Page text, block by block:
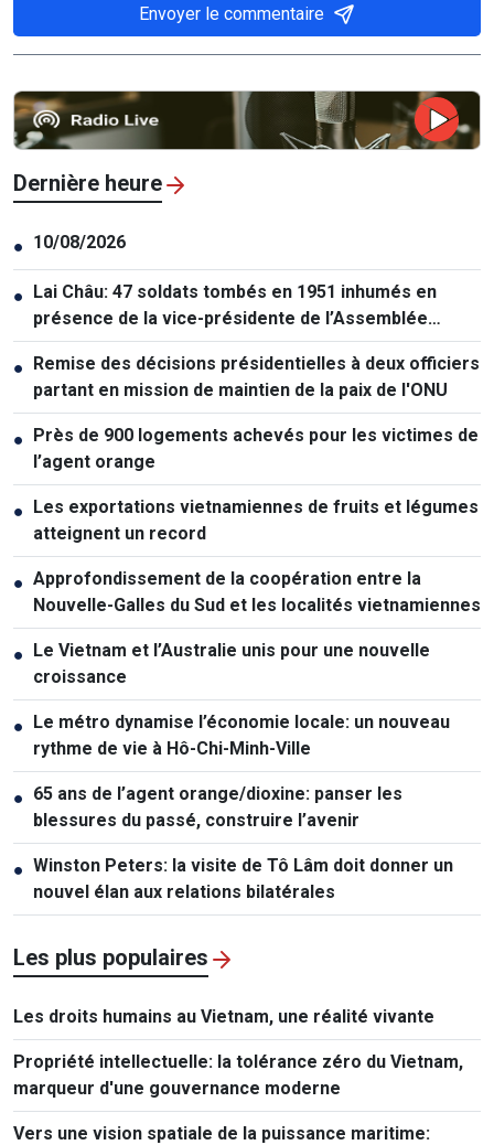
Envoyer le commentaire
Dernière heure
● 10/08/2026
● Lai Châu: 47 soldats tombés en 1951 inhumés en
présence de la vice-présidente de l’Assemblée
nationale
● Remise des décisions présidentielles à deux officiers
partant en mission de maintien de la paix de l'ONU
● Près de 900 logements achevés pour les victimes de
l’agent orange
● Les exportations vietnamiennes de fruits et légumes
atteignent un record
● Approfondissement de la coopération entre la
Nouvelle-Galles du Sud et les localités vietnamiennes
● Le Vietnam et l’Australie unis pour une nouvelle
croissance
● Le métro dynamise l’économie locale: un nouveau
rythme de vie à Hô-Chi-Minh-Ville
● 65 ans de l’agent orange/dioxine: panser les
blessures du passé, construire l’avenir
● Winston Peters: la visite de Tô Lâm doit donner un
nouvel élan aux relations bilatérales
Les plus populaires
Les droits humains au Vietnam, une réalité vivante
Propriété intellectuelle: la tolérance zéro du Vietnam,
marqueur d'une gouvernance moderne
Vers une vision spatiale de la puissance maritime: